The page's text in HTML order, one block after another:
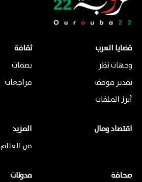
قضايا العرب
وجهات نظر
تقدير موقف
أبرز الملفات
ثقافة
بصمات
مراجعات
اقتصاد ومال
المزيد
من العالم
صحافة
مدونات